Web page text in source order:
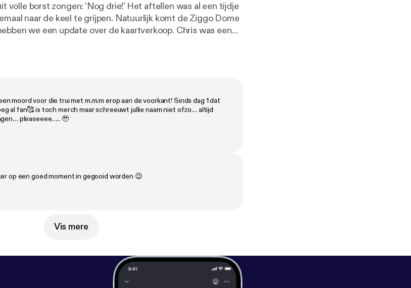
volle borst zongen: 'Nog drie!' Het aftellen was al een tijdje
naar de keel te grijpen. Natuurlijk komt de Ziggo Dome
we een update over de kaartverkoop. Chris was een
Domien sloot zijn weekend af met een bijzonder, maar
MAN in de ZIGGO DOME Mis onze laatste avond als
niet en scoor de laatste tickets nu op manmanmanlive.nl
moord voor die trui met m.m.m erop aan de voorkant! Sinds dag 1 dat
al fan🥰 is toch merch maar schreeuwt jullie naam niet ofzo… altijd
pleaseeee….. 🥹
op een goed moment in gegooid worden 😉
Vis mere